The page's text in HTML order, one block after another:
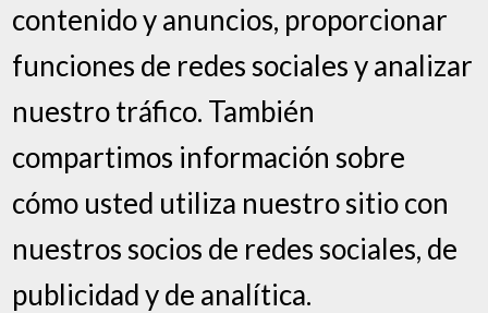
contenido y anuncios, proporcionar
funciones de redes sociales y analizar
nuestro tráfico. También
compartimos información sobre
cómo usted utiliza nuestro sitio con
nuestros socios de redes sociales, de
publicidad y de analítica.